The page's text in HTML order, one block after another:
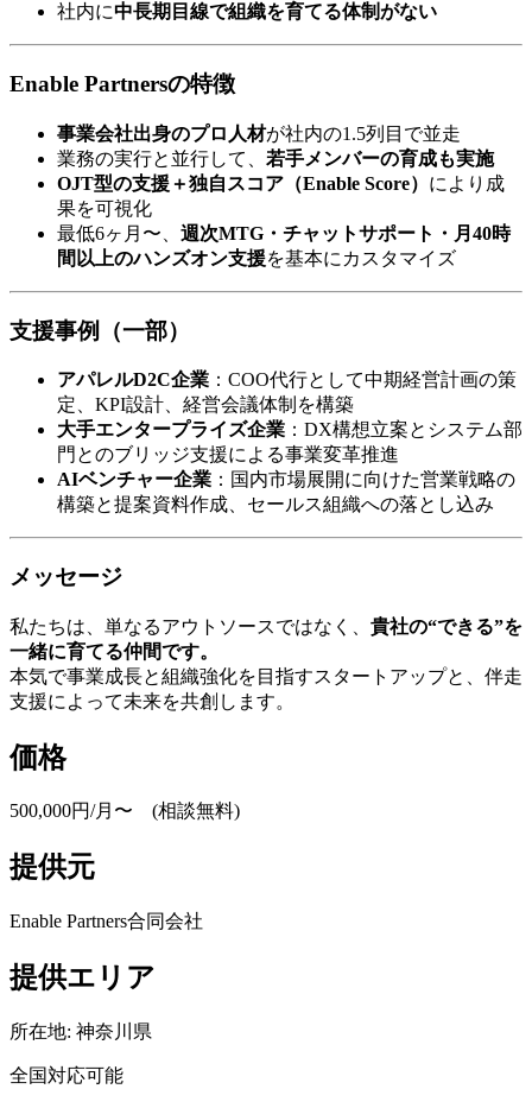
社内に中長期目線で組織を育てる体制がない
Enable Partnersの特徴
事業会社出身のプロ人材が社内の1.5列目で並走
業務の実行と並行して、 若手メンバーの育成も実施
OJT型の支援＋独自スコア（Enable Score） により成
果を可視化
最低6ヶ月〜、 週次MTG・チャットサポート・月40時
間以上のハンズオン支援を基本にカスタマイズ
支援事例（一部）
アパレルD2C企業 ：COO代行として中期経営計画の策
定、KPI設計、経営会議体制を構築
大手エンタープライズ企業 ：DX構想立案とシステム部
門とのブリッジ支援による事業変革推進
AIベンチャー企業 ：国内市場展開に向けた営業戦略の
構築と提案資料作成、セールス組織への落とし込み
メッセージ
私たちは、単なるアウトソースではなく、 貴社の“できる”を
一緒に育てる仲間です。
本気で事業成長と組織強化を目指すスタートアップと、伴走
支援によって未来を共創します。
価格
500,000円/月〜 (相談無料)
提供元
Enable Partners合同会社
提供エリア
所在地: 神奈川県
全国対応可能